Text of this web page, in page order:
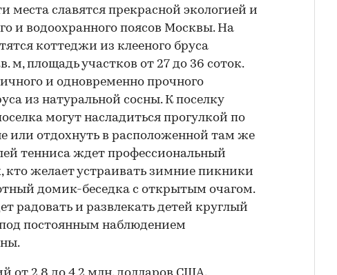
места славятся прекрасной экологией и
и водоохранного поясов Москвы. На
коттеджи из клееного бруса
м, площадь участков от 27 до 36 соток.
и одновременно прочного
из натуральной сосны. К поселку
могут насладиться прогулкой по
или отдохнуть в расположенной там же
тенниса ждет профессиональный
кто желает устраивать зимние пикники
домик-беседка с открытым очагом.
радовать и развлекать детей круглый
постоянным наблюдением